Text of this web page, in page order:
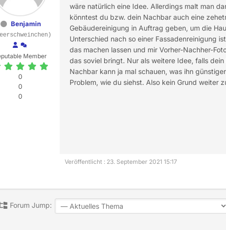
Benjamin
Member
0
0
0
wäre natürlich eine Idee. Allerdings malt man
könntest du bzw. dein Nachbar auch eine
Gebäudereinigung in Auftrag geben, um die
Unterschied nach so einer Fassadenreinigung
das machen lassen und mir Vorher-Nachher-
das soviel bringt. Nur als weitere Idee, falls
Nachbar kann ja mal schauen, was ihn
Problem, wie du siehst. Also kein Grund weiter
Veröffentlicht : 23. September 2021 15:17
Forum Jump: